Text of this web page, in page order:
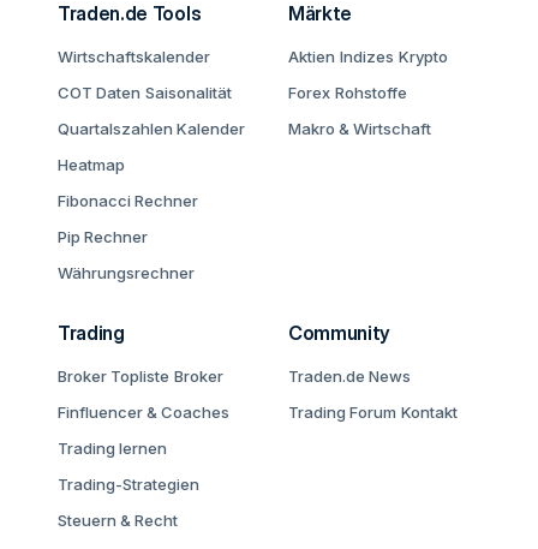
Traden.de Tools
Wirtschaftskalender
COT Daten Saisonalität
Quartalszahlen Kalender
Heatmap
Fibonacci Rechner
Pip Rechner
Währungsrechner
Märkte
Aktien Indizes Krypto
Forex Rohstoffe
Makro & Wirtschaft
Trading
Broker Topliste Broker
Finfluencer & Coaches
Trading lernen
Trading-Strategien
Steuern & Recht
Community
Traden.de News
Trading Forum Kontakt